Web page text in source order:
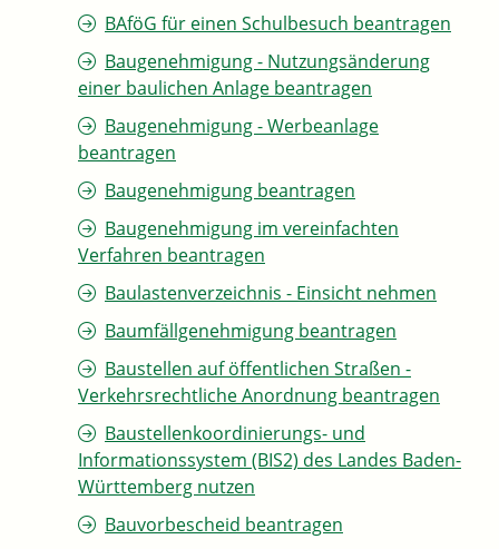
BAföG für einen Schulbesuch beantragen
Baugenehmigung - Nutzungsänderung
einer baulichen Anlage beantragen
Baugenehmigung - Werbeanlage
beantragen
Baugenehmigung beantragen
Baugenehmigung im vereinfachten
Verfahren beantragen
Baulastenverzeichnis - Einsicht nehmen
Baumfällgenehmigung beantragen
Baustellen auf öffentlichen Straßen -
Verkehrsrechtliche Anordnung beantragen
Baustellenkoordinierungs- und
Informationssystem (BIS2) des Landes Baden-
Württemberg nutzen
Bauvorbescheid beantragen